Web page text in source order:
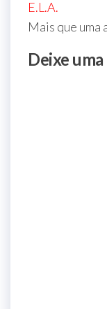
E.L.A.
Mais que
Deixe